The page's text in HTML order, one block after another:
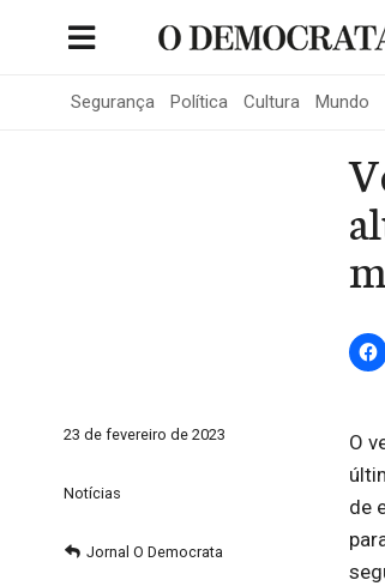
Segurança Política Cultura Mundo
23 de fevereiro de 2023
Notícias
Jornal O Democrata
O
de